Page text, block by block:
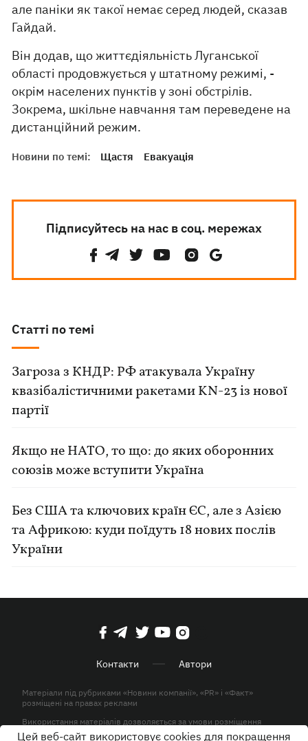
але паніки як такої немає серед людей, сказав
Гайдай.
Він додав, що життєдіяльність Луганської
області продовжується у штатному режимі, -
окрім населених пунктів у зоні обстрілів.
Зокрема, шкільне навчання там переведене на
дистанційний режим.
Новини по темі: Щастя Евакуація
Підписуйтесь на нас в соц. мережах
Статті по темі
Загроза з КНДР: РФ атакувала Україну
квазібалістичними ракетами KN-23 із нової
партії
Якщо не НАТО, то що: до яких оборонних
союзів може вступити Україна
Без США та ключових країн ЄС, але з Азією
та Африкою: куди поїдуть 18 нових послів
України
Контакти Автори
Матеріали під рубриками «Новини компанії», «PR» і «Факт»
розміщені на правах реклами
Використання матеріалів дозволяється за умови розміщення
активного гіперпосилання на KP.UA в першому абзаці.
Цей веб-сайт використовує cookies для покращення